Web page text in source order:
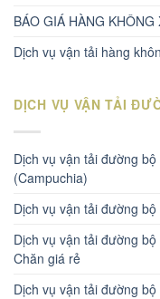
BÁO GIÁ HÀNG
Dịch vụ vận tải hàng
DỊCH VỤ VẬN TẢI
Dịch vụ vận tải đường
(Campuchia)
Dịch vụ vận tải đường
Dịch vụ vận tải đường
Chăn giá rẻ
Dịch vụ vận tải đường